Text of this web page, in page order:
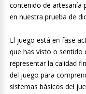
contenido de artesanía
en nuestra prueba de
El juego está en fase
que has visto o sentido
representar la calidad
del juego para
sistemas básicos del